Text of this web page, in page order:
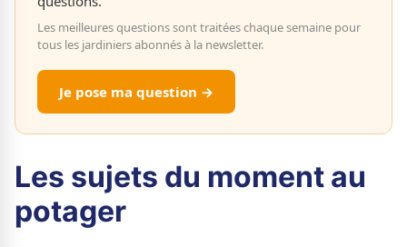
Les meilleures questions sont traitées chaque semaine pour
tous les jardiniers abonnés à la newsletter.
Je pose ma question →
Les sujets du moment au
potager